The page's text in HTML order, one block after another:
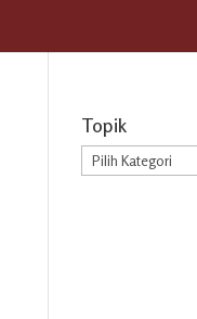
Topik
Topik